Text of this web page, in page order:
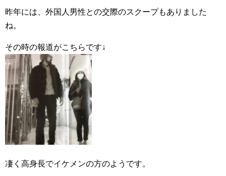
昨年には、外国人男性との交際のスクープもありました
ね。
その時の報道がこちらです↓
凄く高身長でイケメンの方のようです。